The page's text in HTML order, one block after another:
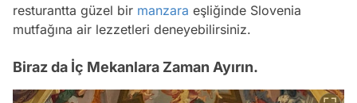
resturantta güzel bir manzara eşliğinde Slovenia
mutfağına air lezzetleri deneyebilirsiniz.
Biraz da İç Mekanlara Zaman Ayırın.